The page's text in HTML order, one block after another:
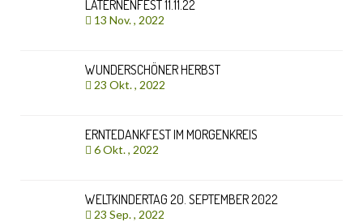
LATERNENFEST 11.11.22
13 Nov. , 2022
WUNDERSCHÖNER HERBST
23 Okt. , 2022
ERNTEDANKFEST IM MORGENKREIS
6 Okt. , 2022
WELTKINDERTAG 20. SEPTEMBER 2022
23 Sep. , 2022